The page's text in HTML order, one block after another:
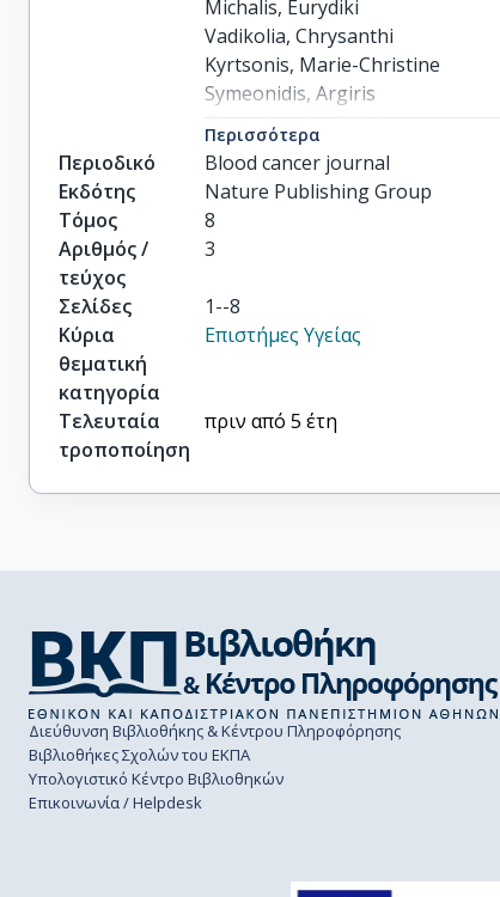
Michalis, Eurydiki
Vadikolia, Chrysanthi
Kyrtsonis, Marie-Christine
Symeonidis, Argiris
Giannakoulas, Nikolaos
Vadikolia, Chrissa
others
Περισσότερα
Περιοδικό
Blood cancer journal
Εκδότης
Nature Publishing Group
Τόμος
8
Αριθμός /
τεύχος
3
Σελίδες
1--8
Κύρια
θεματική
κατηγορία
Επιστήμες Υγείας
Τελευταία
τροποποίηση
πριν από 5 έτη
Διεύθυνση Βιβλιοθήκης & Κέντρου Πληροφόρησης
Βιβλιοθήκες Σχολών του ΕΚΠΑ
Υπολογιστικό Κέντρο Βιβλιοθηκών
Επικοινωνία / Helpdesk